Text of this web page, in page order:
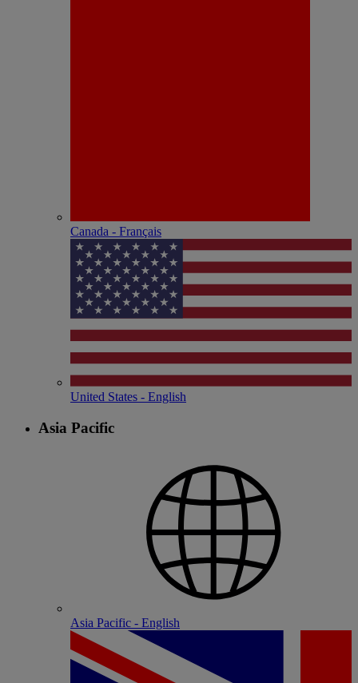
Canada - Français
United States - English
Asia Pacific
Asia Pacific - English